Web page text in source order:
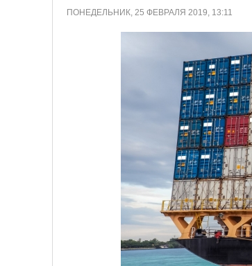
ПОНЕДЕЛЬНИК, 25 ФЕВРАЛЯ 2019, 13:11